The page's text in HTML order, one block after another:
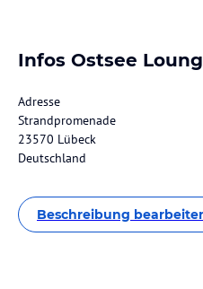
Infos Ostsee
Adresse
Strandpromenade
23570 Lübeck
Deutschland
Beschreibung